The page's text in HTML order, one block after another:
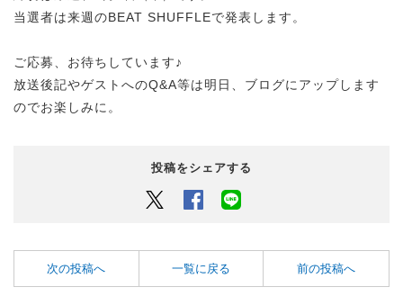
当選者は来週のBEAT SHUFFLEで発表します。
ご応募、お待ちしています♪
放送後記やゲストへのQ&A等は明日、ブログにアップします
のでお楽しみに。
投稿をシェアする
Twitter Facebook
次の投稿へ 一覧に戻る 前の投稿へ